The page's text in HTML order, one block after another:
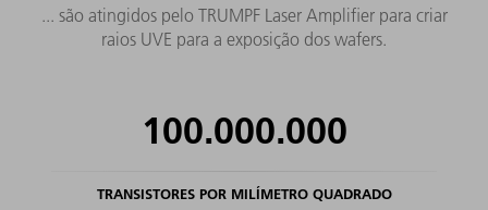
... são atingidos pelo TRUMPF Laser Amplifier para criar
raios UVE para a exposição dos wafers.
100.000.000
TRANSISTORES POR MILÍMETRO QUADRADO